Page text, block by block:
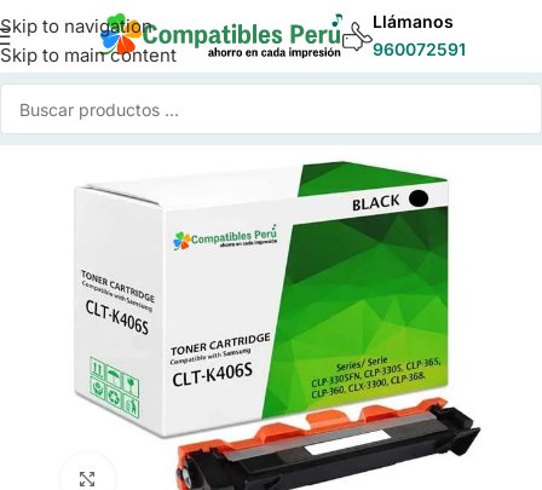
Skip to navigation
Skip to main content
Llámanos
960072591
Inicio/Toner para Impresoras/Toner Compatible Samsung
Click to enlarge